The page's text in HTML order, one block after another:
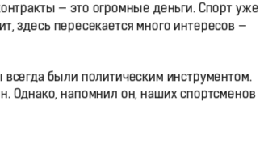
— это огромные деньги. Спорт уже
здесь пересекается много интересов —
были политическим инструментом.
Однако, напомнил он, наших спортсменов